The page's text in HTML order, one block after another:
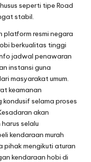
seperti tipe Road
stabil.
platform resmi negara
berkualitas tinggi
jadwal penawaran
instansi guna
masyarakat umum.
keamanan
selama proses
akan
selalu
kendaraan murah
pihak mengikuti aturan
kendaraan hobi di